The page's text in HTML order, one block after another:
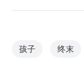
孩子 终末